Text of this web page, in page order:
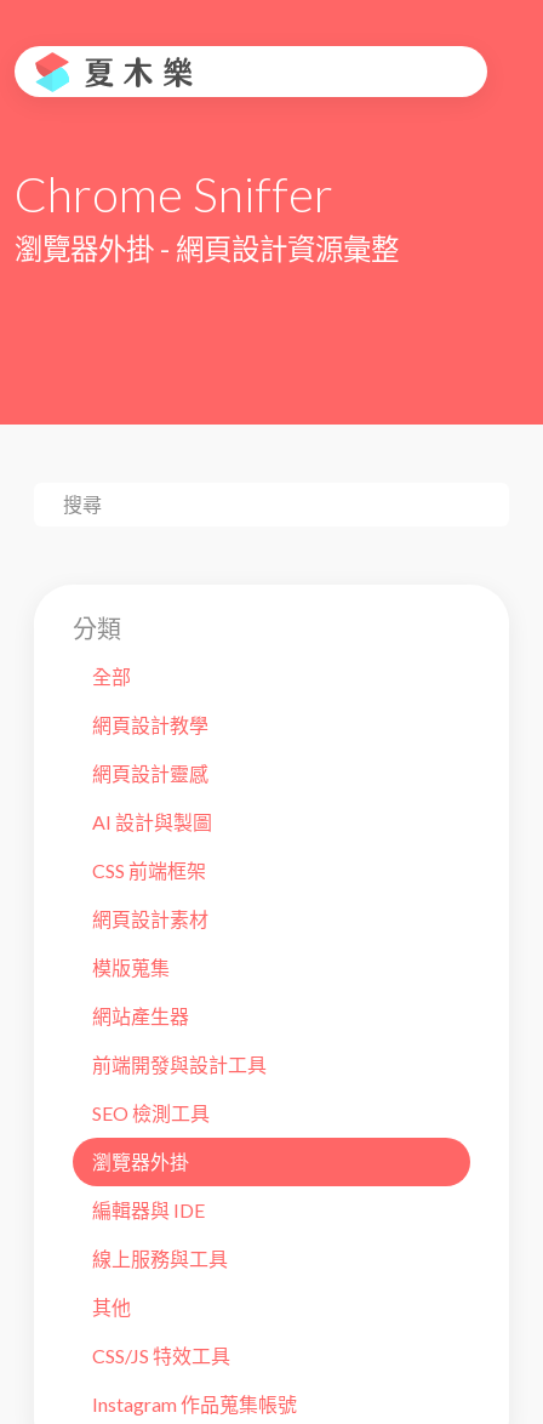
Chrome Sniffer
瀏覽器外掛 - 網頁設計資源彙整
分類
全部
網頁設計教學
網頁設計靈感
AI 設計與製圖
CSS 前端框架
網頁設計素材
模版蒐集
網站產生器
前端開發與設計工具
SEO 檢測工具
瀏覽器外掛
編輯器與 IDE
線上服務與工具
其他
CSS/JS 特效工具
Instagram 作品蒐集帳號